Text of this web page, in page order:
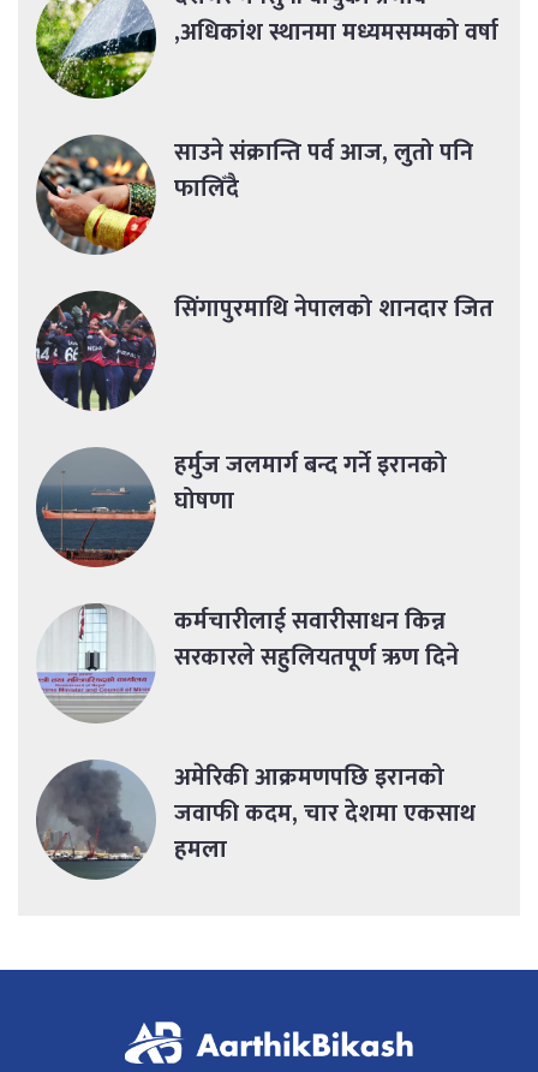
,अधिकांश स्थानमा मध्यमसम्मको वर्षा
साउने संक्रान्ति पर्व आज, लुतो पनि
फालिँदै
सिंगापुरमाथि नेपालको शानदार जित
हर्मुज जलमार्ग बन्द गर्ने इरानको
घोषणा
कर्मचारीलाई सवारीसाधन किन्न
सरकारले सहुलियतपूर्ण ऋण दिने
अमेरिकी आक्रमणपछि इरानको
जवाफी कदम, चार देशमा एकसाथ
हमला